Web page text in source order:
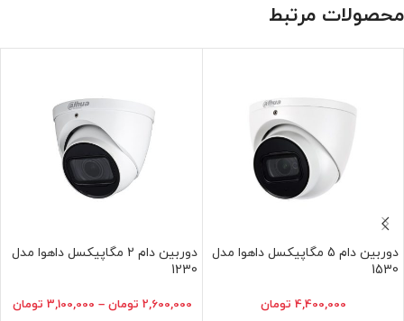
محصولات مرتبط
دوربین دام 5 مگاپیکسل داهوا مدل
1530
4,400,000 تومان
دوربین دام 2 مگاپیکسل داهوا مدل
1230
2,600,000 تومان –
3,100,000 تومان